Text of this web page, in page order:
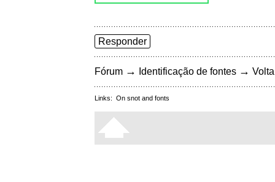
Responder
Fórum → Identificação de fontes →
Links: On snot and fonts